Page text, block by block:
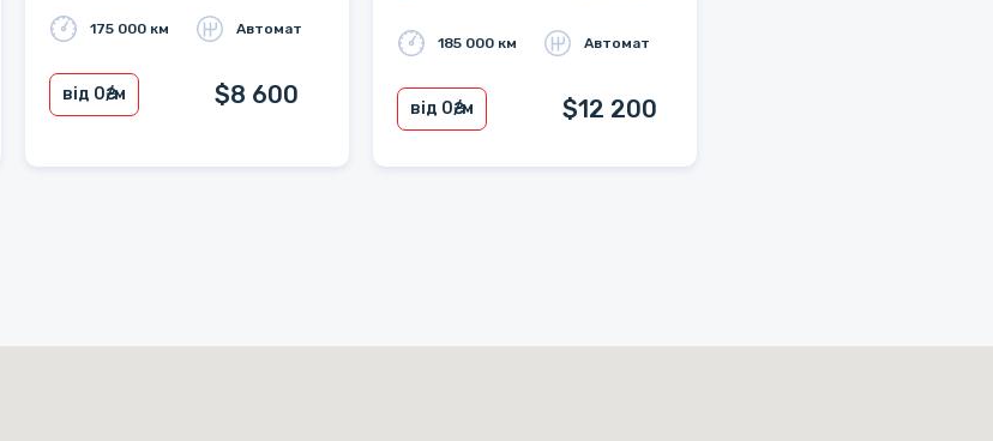
175 000 км Автомат
від 0₴/м $8 600
185 000 км Автомат
від 0₴/м $12 200